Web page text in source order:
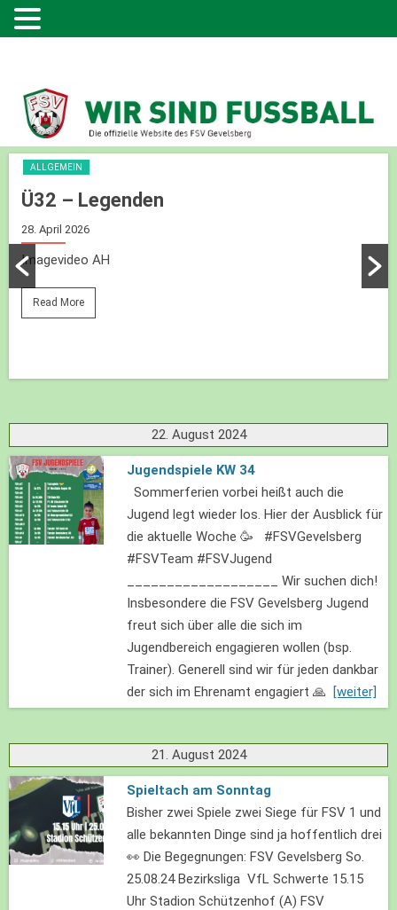
ALLGEMEIN
Ü32 – Legenden
28. April 2026
Imagevideo AH
Read More
22. August 2024
Jugendspiele KW 34
Sommerferien vorbei heißt auch die
Jugend legt wieder los. Hier der Ausblick für
die aktuelle Woche 🥳 #FSVGevelsberg
#FSVTeam #FSVJugend
___________________ Wir suchen dich!
Insbesondere die FSV Gevelsberg Jugend
freut sich über alle die sich im
Jugendbereich engagieren wollen (bsp.
Trainer). Generell sind wir für jeden dankbar
der sich im Ehrenamt engagiert 🙏
[weiter]
21. August 2024
Spieltach am Sonntag
Bisher zwei Spiele zwei Siege für FSV 1 und
alle bekannten Dinge sind ja hoffentlich drei
👀 Die Begegnungen: FSV Gevelsberg So.
25.08.24 Bezirksliga VfL Schwerte 15.15
Uhr Stadion Schützenhof (A) FSV